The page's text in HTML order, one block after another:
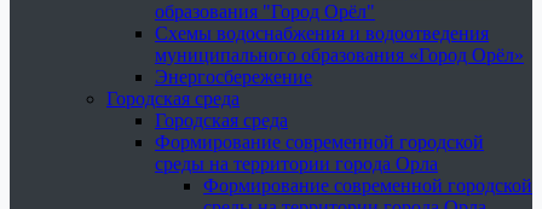
образования "Город Орёл"
Схемы водоснабжения и водоотведения
муниципального образования «Город Орёл»
Энергосбережение
Городская среда
Городская среда
Формирование современной городской
среды на территории города Орла
Формирование современной городской